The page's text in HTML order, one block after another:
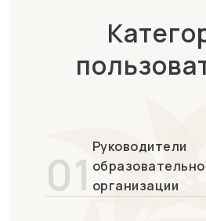
01 Руководители
организации